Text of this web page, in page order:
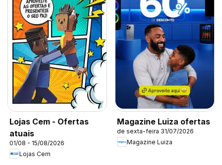
Lojas Cem - Ofertas
atuais
01/08 - 15/08/2026
Lojas Cem
Magazine Luiza ofertas
de sexta-feira 31/07/2026
Magazine Luiza